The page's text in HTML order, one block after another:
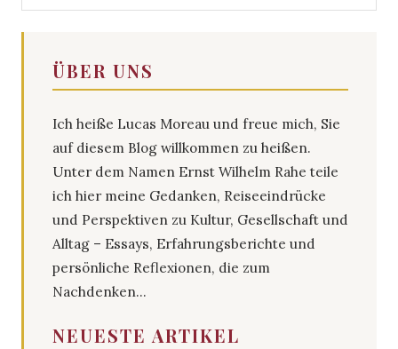
ÜBER UNS
Ich heiße Lucas Moreau und freue mich, Sie
auf diesem Blog willkommen zu heißen.
Unter dem Namen Ernst Wilhelm Rahe teile
ich hier meine Gedanken, Reiseeindrücke
und Perspektiven zu Kultur, Gesellschaft und
Alltag – Essays, Erfahrungsberichte und
persönliche Reflexionen, die zum
Nachdenken...
NEUESTE ARTIKEL